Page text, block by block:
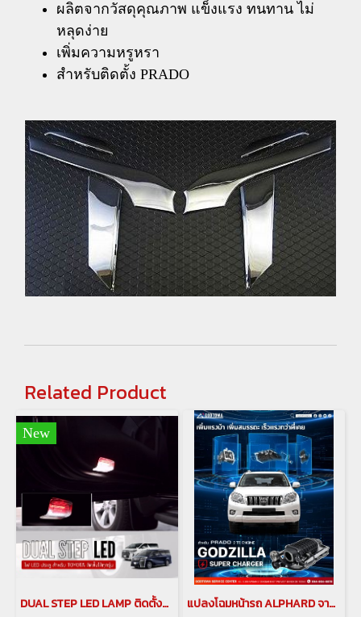
ผลิตจากวัสดุคุณภาพ แข็งแรง ทนทาน ไม่
หลุดง่าย
เพิ่มความหรูหรา
สำหรับติดตั้ง PRADO
Related Product
New
DUAL STEP LED LAMP ติดตั้งกับรถ TOYOTA ได้ทุกรุ่น ไฟแผงประตู ไฟป้องกันการชน ALPHARD VELLFIRE PRADO MAJESTY HARRIER อัลพาร์ด เวลไฟร์ alphard vellfire แปลงโฉมหน้ารถ ALPHARD จากหน้าปี 2015 เป็น ปี 2021 แปลงหลังอัลพาร์ด แปลงหน้าอัลพาร์ด 2015เป็นอัลพาร์ด 2021 คิ้วอัลพาร์ด คิ้ว Alphard ไฟอัลพาร์ด ของแต่งอัลพาร์ด(copy)(copy)(copy)